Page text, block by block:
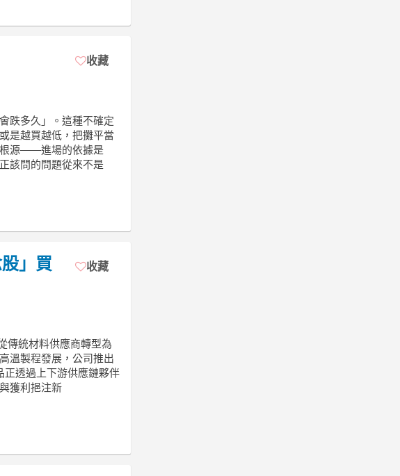
收藏
跌多久」。這種不確定
是越買越低，把攤平當
根源——進場的依據是
該問的問題從來不是
」買
收藏
傳統材料供應商轉型為
溫製程發展，公司推出
正透過上下游供應鏈夥伴
獲利挹注新